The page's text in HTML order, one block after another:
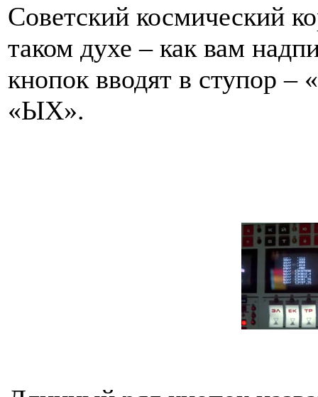
Советский космический
таком духе – как вам
кнопок вводят в ступор
«ЫХ».